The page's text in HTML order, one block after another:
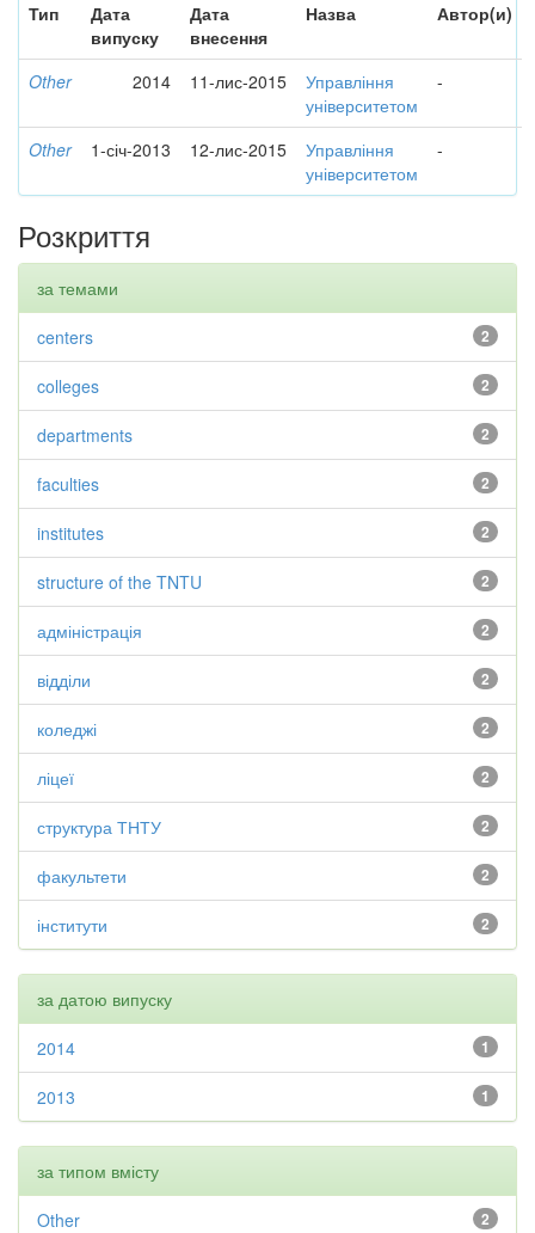
Тип
Дата
випуску
Дата
внесення
Назва Автор(и)
Other 2014 11-лис-2015
Управління
університетом
-
Other 1-січ-2013 12-лис-2015
Управління
університетом
-
Розкриття
за темами
2
centers
2
colleges
2
departments
2
faculties
2
institutes
2
structure of the TNTU
2
адміністрація
2
відділи
2
коледжі
2
ліцеї
2
структура ТНТУ
2
факультети
2
інститути
за датою випуску
1
2014
1
2013
за типом вмісту
2
Other